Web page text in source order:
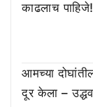
काढलाच
आमच्या
दूर केला –